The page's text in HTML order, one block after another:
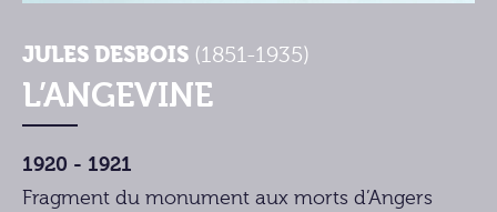
JULES DESBOIS (1851-1935)
L’ANGEVINE
1920 - 1921
Fragment du monument aux morts d’Angers